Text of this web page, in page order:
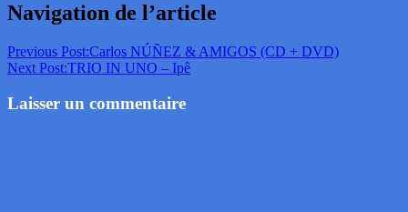
Navigation de l’article
Previous Post:Carlos NÚÑEZ & AMIGOS (CD + DVD)
Next Post:TRIO IN UNO – Ipê
Laisser un commentaire